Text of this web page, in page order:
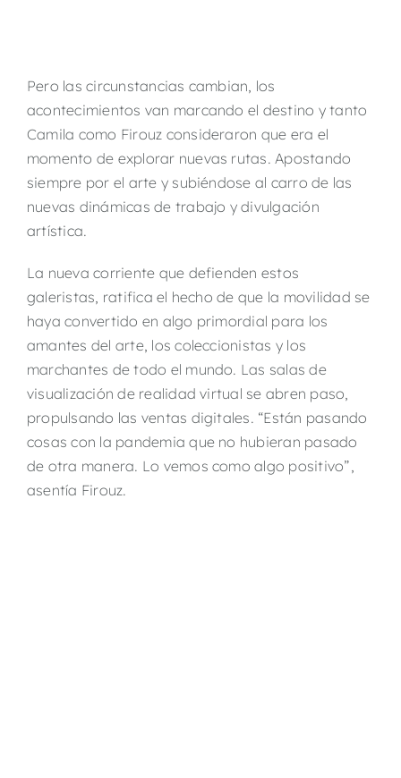
Pero las circunstancias cambian, los
acontecimientos van marcando el destino y tanto
Camila como Firouz consideraron que era el
momento de explorar nuevas rutas. Apostando
siempre por el arte y subiéndose al carro de las
nuevas dinámicas de trabajo y divulgación
artística.
La nueva corriente que defienden estos
galeristas, ratifica el hecho de que la movilidad se
haya convertido en algo primordial para los
amantes del arte, los coleccionistas y los
marchantes de todo el mundo. Las salas de
visualización de realidad virtual se abren paso,
propulsando las ventas digitales. “Están pasando
cosas con la pandemia que no hubieran pasado
de otra manera. Lo vemos como algo positivo”,
asentía Firouz.